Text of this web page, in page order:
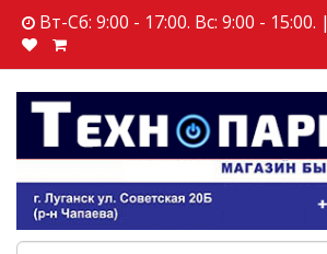
Вт-Сб: 9:00 - 17:00. Вс: 9:00 - 15:00. |